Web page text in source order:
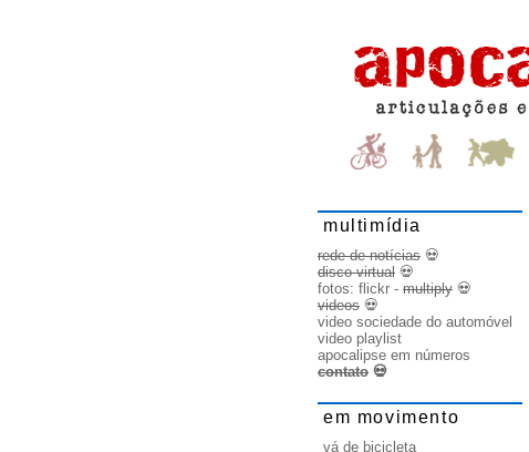
multimídia
rede de notícias 💀
disco virtual 💀
fotos: flickr - multiply 💀
videos 💀
video sociedade do automóvel
video playlist
apocalipse em números
contato 💀
em movimento
vá de bicicleta